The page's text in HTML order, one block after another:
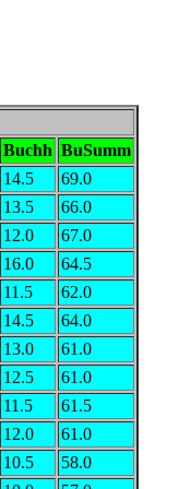
Buchh BuSumm
14.5
69.0
13.5
66.0
12.0
67.0
16.0
64.5
11.5
62.0
14.5
64.0
13.0
61.0
12.5
61.0
11.5
61.5
12.0
61.0
10.5
58.0